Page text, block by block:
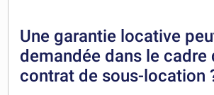
Une garantie locative
demandée dans le cadre
contrat de sous-location